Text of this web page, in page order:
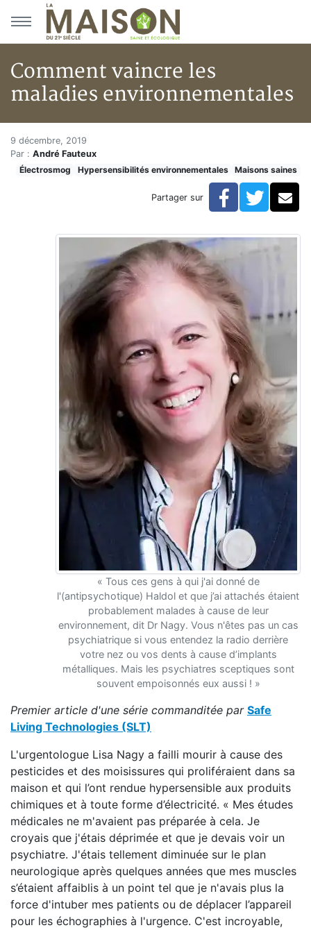
Aller au menu principal
Aller au contenu principal
Comment vaincre les
maladies environnementales
Accueil
Articles
Maisons saines
Hypersensibilités environnementales
Comment vaincre les maladies environnementales
Comment vaincre les
9 décembre, 2019
Par : André Fauteux
Électrosmog
Hypersensibilités environnementales Maisons saines
Partager sur Facebook
« Tous ces gens à qui j'ai donné de
l'(antipsychotique) Haldol et que j’ai attachés étaient
probablement malades à cause de leur
environnement, dit Dr Nagy. Vous n'êtes pas un cas
psychiatrique si vous entendez la radio derrière
votre nez ou vos dents à cause d’implants
métalliques. Mais les psychiatres sceptiques sont
souvent empoisonnés eux aussi ! »
Premier article d'une série commanditée par Safe
Living Technologies (SLT)
L'urgentologue Lisa Nagy a failli mourir à cause des
pesticides et des moisissures qui proliféraient dans sa
maison et qui l’ont rendue hypersensible aux produits
chimiques et à toute forme d’électricité. « Mes études
médicales ne m'avaient pas préparée à cela. Je
croyais que j'étais déprimée et que je devais voir un
psychiatre. J'étais tellement diminuée sur le plan
neurologique après quelques années que mes muscles
s’étaient affaiblis à un point tel que je n'avais plus la
force d'intuber mes patients ou de déplacer l’appareil
pour les échographies à l'urgence. C'est incroyable,